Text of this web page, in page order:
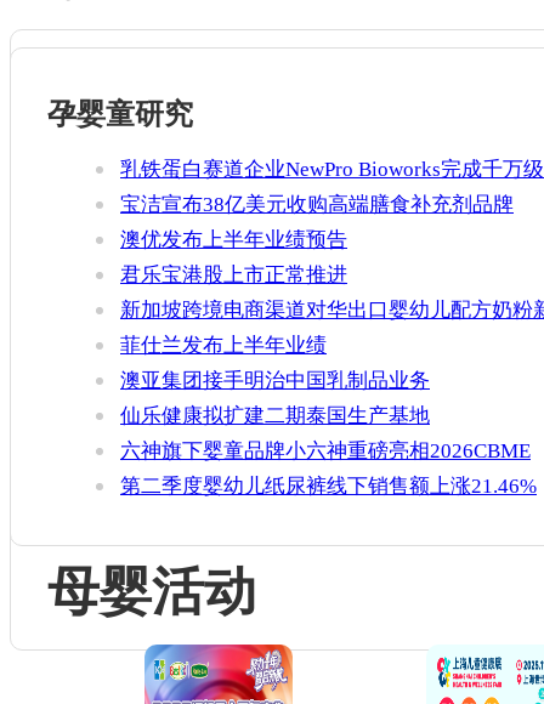
孕婴童研究
乳铁蛋白赛道企业NewPro Bioworks完成千万级
融资
宝洁宣布38亿美元收购高端膳食补充剂品牌
Thorne
澳优发布上半年业绩预告
君乐宝港股上市正常推进
新加坡跨境电商渠道对华出口婴幼儿配方奶粉
增官方健康证书通关要求
菲仕兰发布上半年业绩
澳亚集团接手明治中国乳制品业务
仙乐健康拟扩建二期泰国生产基地
六神旗下婴童品牌小六神重磅亮相2026CBME
第二季度婴幼儿纸尿裤线下销售额上涨21.46%
母婴活动